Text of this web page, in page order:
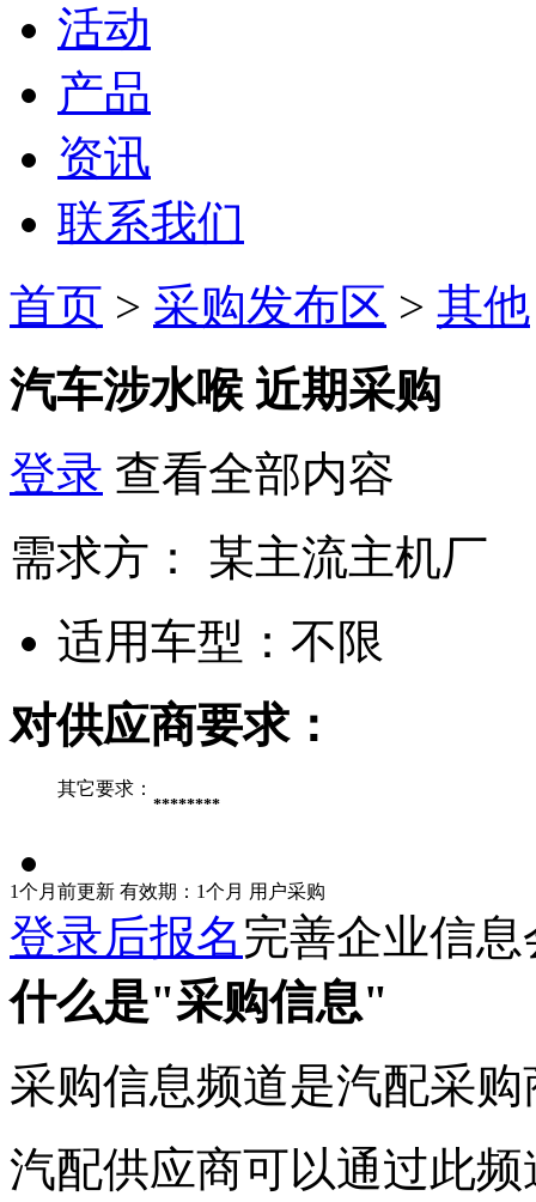
活动
产品
资讯
联系我们
首页 > 采购发布区 > 其他
汽车涉水喉 近期采购
登录 查看全部内容
需求方：
某主流主机厂
适用车型： 不限
对供应商要求：
其它要求：
********
1个月前更新 有效期：1个月 用户采购
登录后报名完善企业信
什么是"采购信息"
采购信息频道是汽配采
汽配供应商可以通过此